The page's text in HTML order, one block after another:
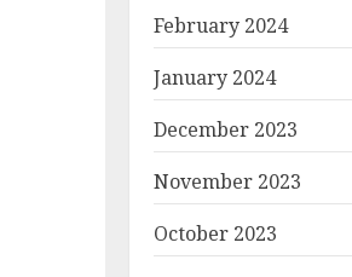
February 2024
January 2024
December 2023
November 2023
October 2023